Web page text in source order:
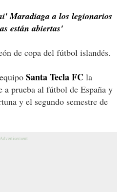
Maradiaga a los legionarios
están abiertas'
de copa del fútbol islandés.
Santa Tecla FC la
a prueba al fútbol de España y
y el segundo semestre de